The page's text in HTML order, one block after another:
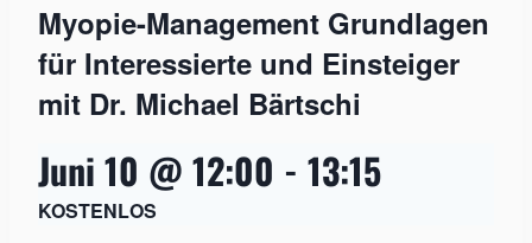
Myopie-Management Grundlagen
für Interessierte und Einsteiger
mit Dr. Michael Bärtschi
Juni 10 @ 12:00 - 13:15
KOSTENLOS